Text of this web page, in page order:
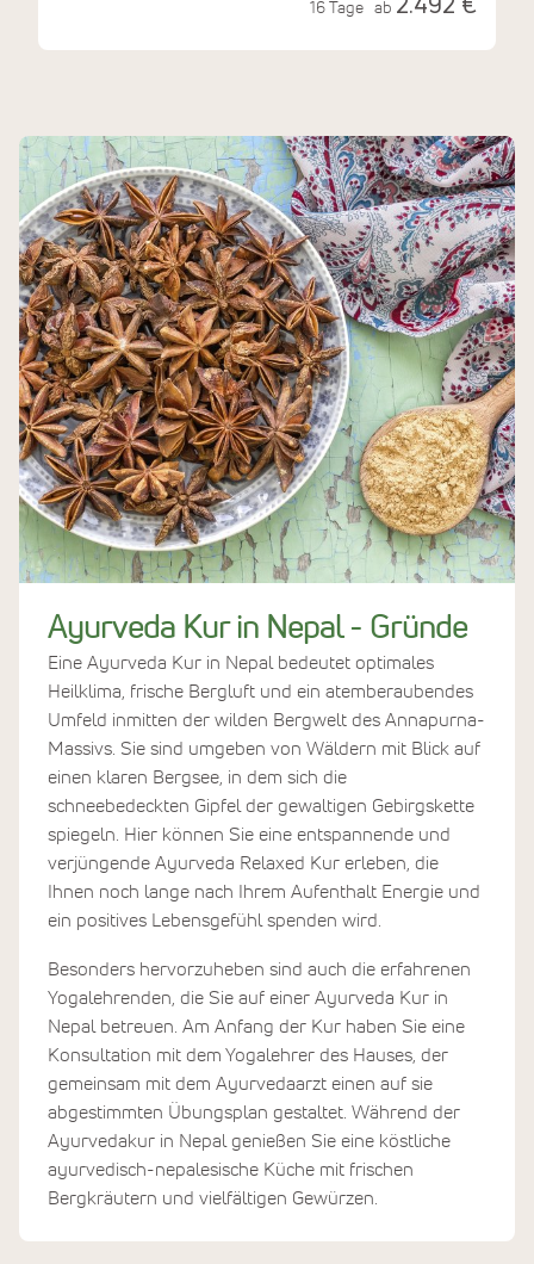
16 Tage ab 2.492 €
Ayurveda Kur in Nepal - Gründe
Eine Ayurveda Kur in Nepal bedeutet optimales
Heilklima, frische Bergluft und ein atemberaubendes
Umfeld inmitten der wilden Bergwelt des Annapurna-
Massivs. Sie sind umgeben von Wäldern mit Blick auf
einen klaren Bergsee, in dem sich die
schneebedeckten Gipfel der gewaltigen Gebirgskette
spiegeln. Hier können Sie eine entspannende und
verjüngende Ayurveda Relaxed Kur erleben, die
Ihnen noch lange nach Ihrem Aufenthalt Energie und
ein positives Lebensgefühl spenden wird.
Besonders hervorzuheben sind auch die erfahrenen
Yogalehrenden, die Sie auf einer Ayurveda Kur in
Nepal betreuen. Am Anfang der Kur haben Sie eine
Konsultation mit dem Yogalehrer des Hauses, der
gemeinsam mit dem Ayurvedaarzt einen auf sie
abgestimmten Übungsplan gestaltet. Während der
Ayurvedakur in Nepal genießen Sie eine köstliche
ayurvedisch-nepalesische Küche mit frischen
Bergkräutern und vielfältigen Gewürzen.